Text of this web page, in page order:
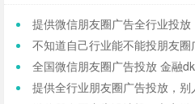
提供微信朋友圈广告全行业投放，一
不知道自己行业能不能投朋友圈广告？来
全国微信朋友圈广告投放 金融dk 上门spa k12教育 相亲
提供全行业朋友圈广告投放，别人不接